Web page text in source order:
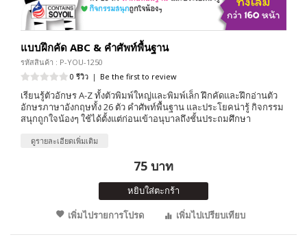
แบบฝึกคัด ABC & คำศัพท์พื้นฐาน
รหัสสินค้า : P-YOU-1250
0 รีวิว | Be the first to review
เรียนรู้ตัวอักษร A-Z ทั้งตัวพิมพ์ใหญ่และพิมพ์เล็ก ฝึกคัดและฝึกอ่านตัว
อักษรภาษาอังกฤษทั้ง 26 ตัว คำศัพท์พื้นฐาน และประโยคน่ารู้ กิจกรรม
สนุกถูกใจน้องๆ ใช้ได้ตั้งแต่ก่อนเข้าอนุบาลถึงชั้นประถมศึกษา
ดูรายละเอียดเพิ่มเติม
75 บาท
หยิบใส่ตะกร้า
เพิ่มไปรายการโปรด
เพิ่มไปเปรียบเทียบ